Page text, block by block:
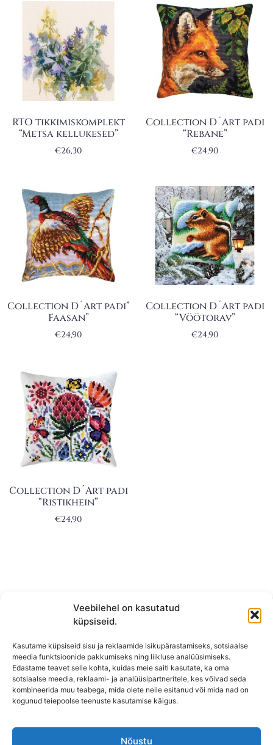
Veebilehel on kasutatud
küpsiseid.
Kasutame küpsiseid sisu ja reklaamide isikupärastamiseks, sotsiaalse
meedia funktsioonide pakkumiseks ning liikluse analüüsimiseks.
Edastame teavet selle kohta, kuidas meie saiti kasutate, ka oma
sotsiaalse meedia, reklaami- ja analüüsipartneritele, kes võivad seda
kombineerida muu teabega, mida olete neile esitanud või mida nad on
kogunud teiepoolse teenuste kasutamise käigus.
Nõustu
RTO tikkimiskomplekt
“Metsa kellukesed”
€26,30
Collection D´Art padi
“Rebane”
€24,90
Collection D´Art padi”
Faasan”
€24,90
Collection D´Art padi
“Vöötorav”
€24,90
Collection D´Art padi
“Ristikhein”
€24,90
KONTAKT